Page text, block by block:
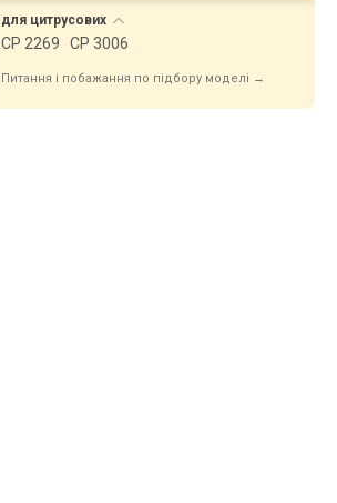
для цитрусових
CP 2269 CP 3006
Питання і побажання по підбору моделі →